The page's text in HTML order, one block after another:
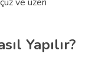
Yapılır?